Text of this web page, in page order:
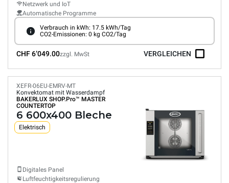
Netzwerk und IoT
Automatische Programme
Verbrauch in kWh: 17.5 kWh/Tag
CO2-Emissionen: 0 kg CO2/Tag
CHF 6’049.00zzgl. MwSt VERGLEICHEN
XEFR-06EU-EMRV-MT
Konvektomat mit Wasserdampf
BAKERLUX SHOP.Pro™ MASTER
COUNTERTOP
6 600x400 Bleche
Elektrisch
Digitales Panel
Luftfeuchtigkeitsregulierung